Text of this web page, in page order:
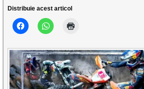
Distribuie acest articol